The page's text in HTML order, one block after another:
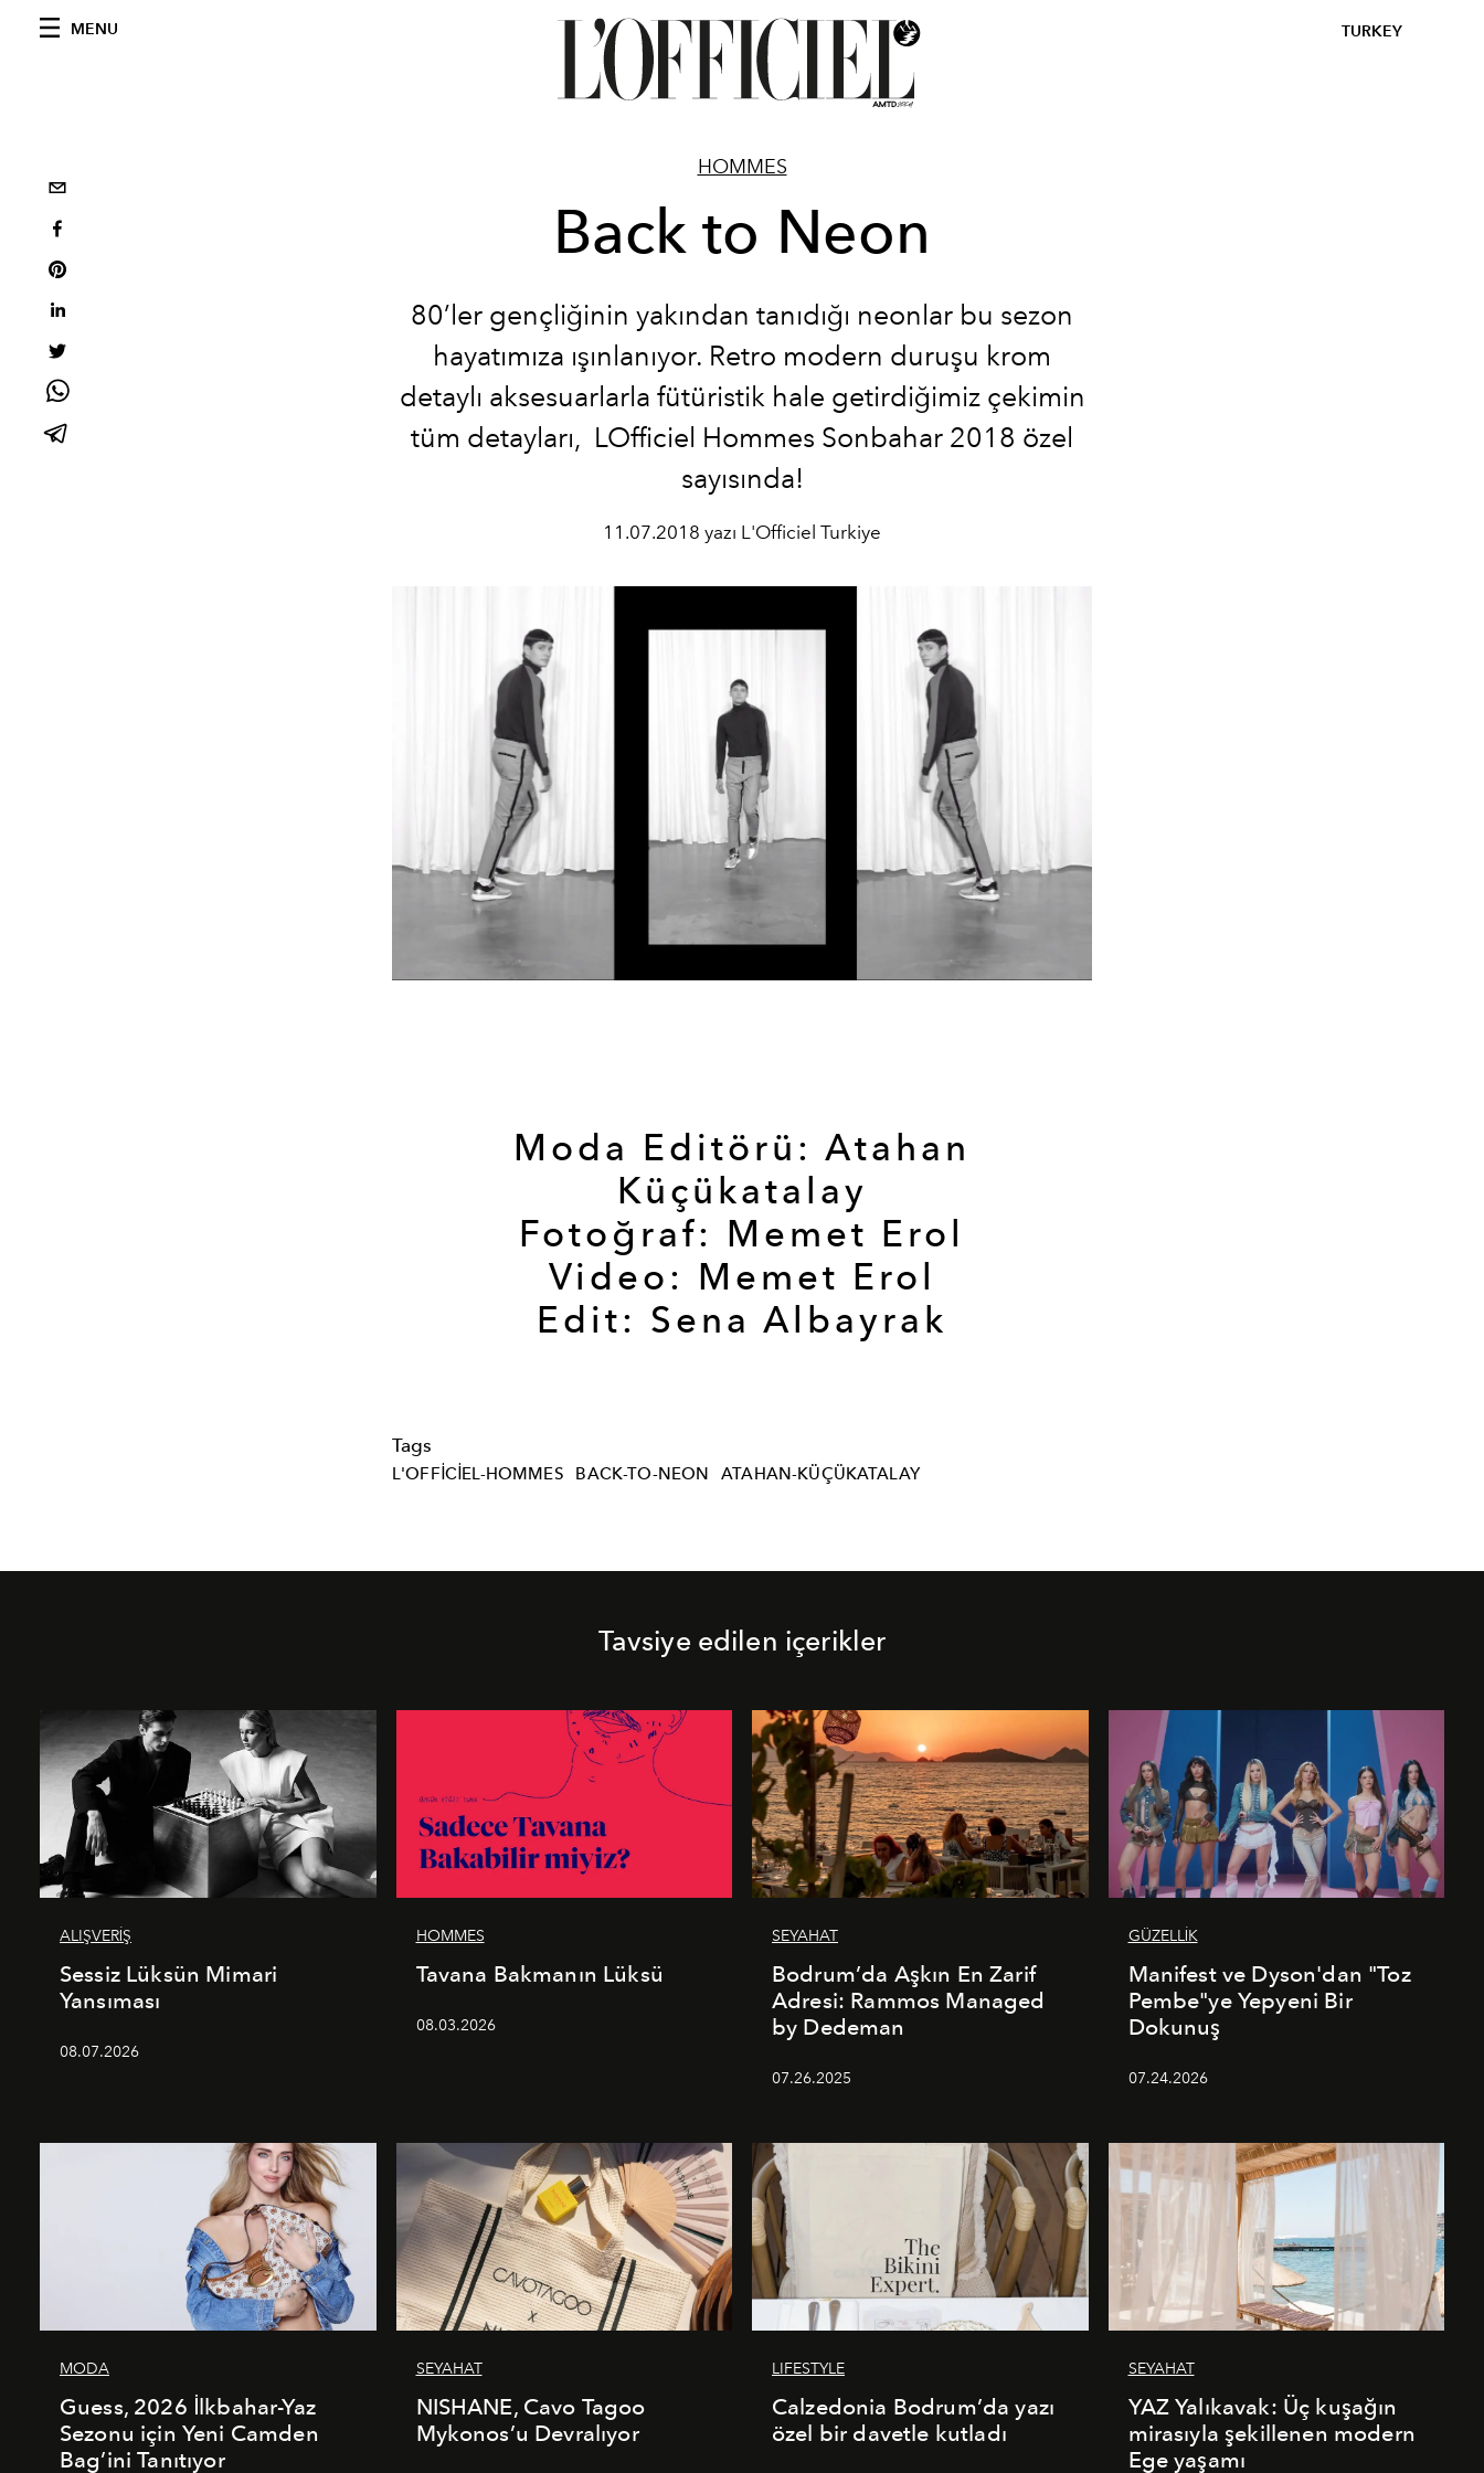
MENU TURKEY
HOMMES
Back to Neon
80’ler gençliğinin yakından tanıdığı neonlar bu sezon
hayatımıza ışınlanıyor. Retro modern duruşu krom
detaylı aksesuarlarla fütüristik hale getirdiğimiz çekimin
tüm detayları, LOfficiel Hommes Sonbahar 2018 özel
sayısında!
11.07.2018 yazı L'Officiel Turkiye
Moda Editörü: Atahan
Küçükatalay
Fotoğraf: Memet Erol
Video: Memet Erol
Edit: Sena Albayrak
Tags
L'OFFICIEL-HOMMES BACK-TO-NEON ATAHAN-KÜÇÜKATALAY
Tavsiye edilen içerikler
ALIŞVERİŞ
Sessiz Lüksün Mimari
Yansıması
08.07.2026
HOMMES
Tavana Bakmanın Lüksü
08.03.2026
SEYAHAT
Bodrum’da Aşkın En Zarif
Adresi: Rammos Managed
by Dedeman
07.26.2025
GÜZELLİK
Manifest ve Dyson'dan "Toz
Pembe"ye Yepyeni Bir
Dokunuş
07.24.2026
MODA
Guess, 2026 İlkbahar-Yaz
Sezonu için Yeni Camden
Bag’ini Tanıtıyor
SEYAHAT
NISHANE, Cavo Tagoo
Mykonos’u Devralıyor
LIFESTYLE
Calzedonia Bodrum’da yazı
özel bir davetle kutladı
SEYAHAT
YAZ Yalıkavak: Üç kuşağın
mirasıyla şekillenen modern
Ege yaşamı